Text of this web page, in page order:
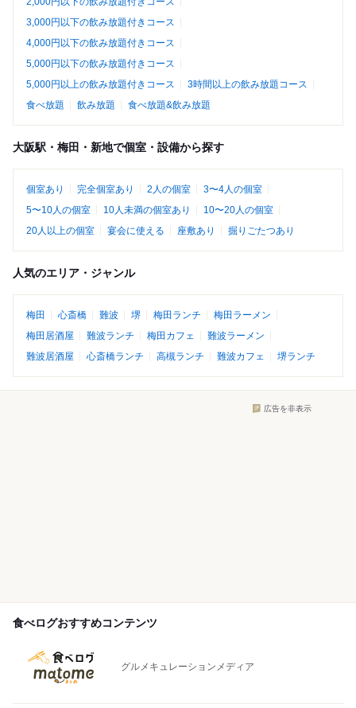
3,000円以下の飲み放題付きコース
4,000円以下の飲み放題付きコース
5,000円以下の飲み放題付きコース
5,000円以上の飲み放題付きコース
3時間以上の飲み放題コース
食べ放題
飲み放題 食べ放題&飲み放題
大阪駅・梅田・新地で個室・設備から探す
個室あり 完全個室あり 2人の個室
3〜4人の個室
5〜10人の個室
10人未満の個室あり
10〜20人の個室
20人以上の個室
宴会に使える 座敷あり 掘りごたつあり
人気のエリア・ジャンル
梅田 心斎橋 難波 堺 梅田ランチ
梅田ラーメン
梅田居酒屋
難波ランチ 梅田カフェ
難波ラーメン
難波居酒屋
心斎橋ランチ 高槻ランチ 難波カフェ 堺ランチ
広告を非表示
食べログおすすめコンテンツ
グルメキュレーションメディア